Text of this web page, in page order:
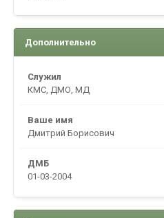
Дополнительно
Служил
КМС, ДМО, МД
Ваше имя
Дмитрий Борисович
ДМБ
01-03-2004